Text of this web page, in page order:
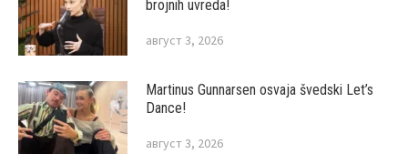
brojnih uvreda!
август 3, 2026
Martinus Gunnarsen osvaja švedski Let’s
Dance!
август 3, 2026